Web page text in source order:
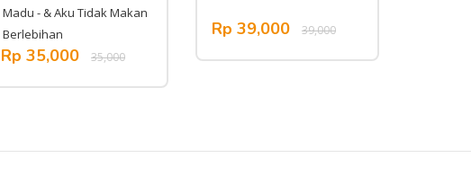
Madu - & Aku Tidak Makan
Berlebihan
Rp 35,000 35,000
Rp 39,000 39,000